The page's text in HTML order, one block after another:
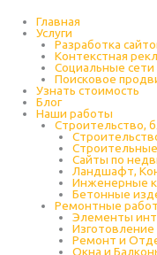
Главная
Услуги
Разработка
Контекстная
Социальные сети
Поисковое
Узнать стоимость
Блог
Наши работы
Строительство,
Сайты по
Ландшафт,
Инженерные
Бетонные
Ремонтные
Элементы
Ремонт и
Окна и